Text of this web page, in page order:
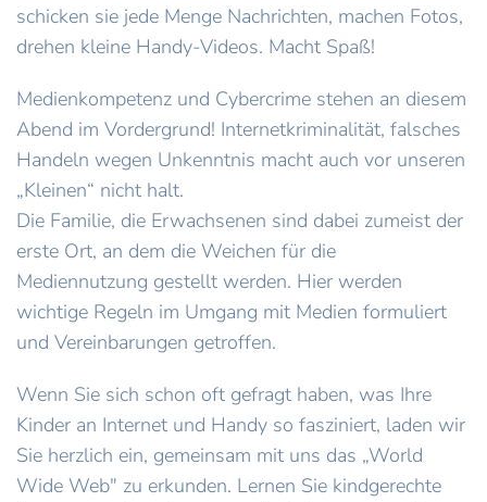
schicken sie jede Menge Nachrichten, machen Fotos,
drehen kleine Handy-Videos. Macht Spaß!
Medienkompetenz und Cybercrime stehen an diesem
Abend im Vordergrund! Internetkriminalität, falsches
Handeln wegen Unkenntnis macht auch vor unseren
„Kleinen“ nicht halt.
Die Familie, die Erwachsenen sind dabei zumeist der
erste Ort, an dem die Weichen für die
Mediennutzung gestellt werden. Hier werden
wichtige Regeln im Umgang mit Medien formuliert
und Vereinbarungen getroffen.
Wenn Sie sich schon oft gefragt haben, was Ihre
Kinder an Internet und Handy so fasziniert, laden wir
Sie herzlich ein, gemeinsam mit uns das „World
Wide Web" zu erkunden. Lernen Sie kindgerechte